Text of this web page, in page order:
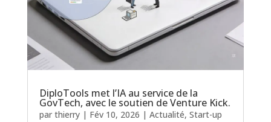
DiploTools met l’IA au service de la
GovTech, avec le soutien de Venture Kick.
par thierry| Fév 10, 2026 | Actualité, Start-up